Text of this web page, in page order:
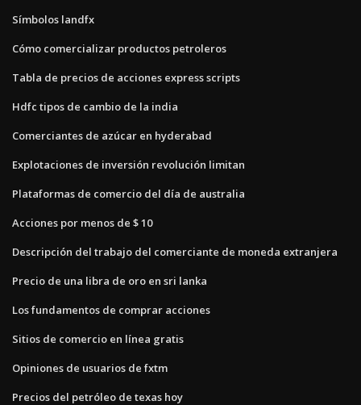
Símbolos landfx
Cómo comercializar productos petroleros
Tabla de precios de acciones express scripts
Hdfc tipos de cambio de la india
Comerciantes de azúcar en hyderabad
Explotaciones de inversión revolución limitan
Plataformas de comercio del día de australia
Acciones por menos de $ 10
Descripción del trabajo del comerciante de moneda extranjera
Precio de una libra de oro en sri lanka
Los fundamentos de comprar acciones
Sitios de comercio en línea gratis
Opiniones de usuarios de fxtm
Precios del petróleo de texas hoy